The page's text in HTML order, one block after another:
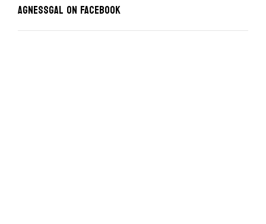
Agnessgal on Facebook